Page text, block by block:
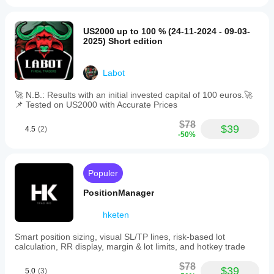
Penting untuk mengelola kemajuan tantangan secara
keseluruhan.
2. Stop Ekuitas $
Level ekuitas kritis untuk penghentian darurat.
Pertahanan terakhir Anda terhadap penghentian akun.
3. Gunakan Penutupan Ekuitas
1. Target Ekuitas $
2. Stop Ekuitas $
Level modal kritis untuk penutupan darurat semua
posisi. Pertahanan terakhir dari kehilangan akun.
3. Gunakan Penutupan Ekuitas
Mengaktifkan sistem perlindungan modal untuk seluruh
akun.
⏰ Penutupan Berdasarkan Waktu / Time Close
US2000 up to 100 % (24-11-2024 - 09-03-
2025) Short edition
Labot
🚀 N.B.: Results with an initial invested capital of 100 euros.🚀
📌 Tested on US2000 with Accurate Prices
4.5 (2) $78
-50% $39
Populer
PositionManager
hketen
Smart position sizing, visual SL/TP lines, risk-based lot
calculation, RR display, margin & lot limits, and hotkey trade
5.0 (3) $78 $39